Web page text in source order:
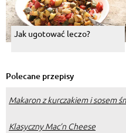
Jak ugotować leczo?
Polecane przepisy
Makaron z kurczakiem i sosem
Klasyczny Mac’n Cheese